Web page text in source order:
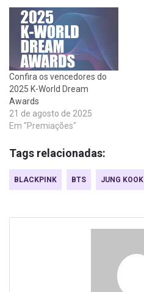
Confira os vencedores do
2025 K-World Dream
Awards
21 de agosto de 2025
Em "Premiações"
Tags relacionadas:
BLACKPINK BTS JUNG KOOK